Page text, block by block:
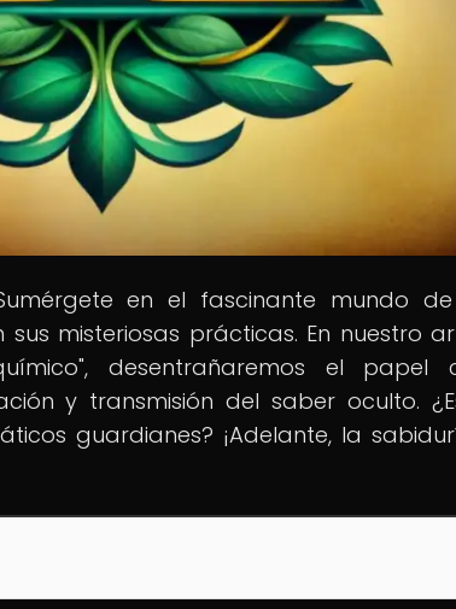
Sumérgete en el fascinante mundo
misteriosas prácticas. En nuestro
desentrañaremos el
y transmisión del saber oculto.
guardianes? ¡Adelante, la